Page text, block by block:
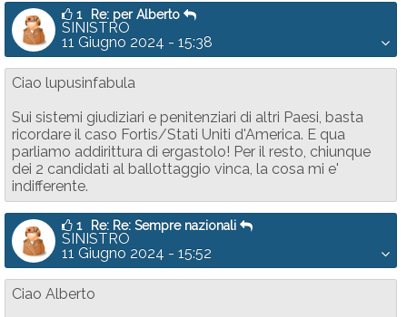
1 Re: per Alberto
SINISTRO
11 Giugno 2024 - 15:38
Ciao lupusinfabula
Sui sistemi giudiziari e penitenziari di altri Paesi, basta
ricordare il caso Fortis/Stati Uniti d'America. E qua
parliamo addirittura di ergastolo! Per il resto, chiunque
dei 2 candidati al ballottaggio vinca, la cosa mi e'
indifferente.
1 Re: Re: Sempre nazionali
SINISTRO
11 Giugno 2024 - 15:52
Ciao Alberto